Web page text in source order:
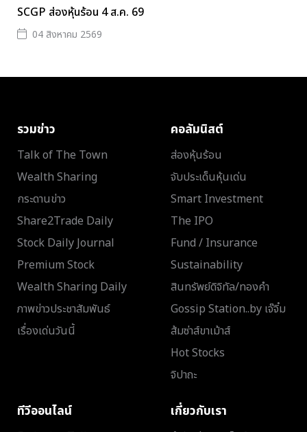
SCGP ส่องหุ้นร้อน 4 ส.ค. 69
04 สิงหาคม 2569
รวมข่าว
Talk of The Town
Wealth Sharing
กระดานข่าว
Share2Trade Daily
Stock Daily Journal
Premium Stock
Wealth Sharing Daily
ภาพข่าวประชาสัมพันธ์
เรื่องเด่นวันนี้
คอลัมนิสต์
ส่องหุ้นร้อน
จับประเด็นหุ้นเด่น
Smart Investment
The IPO
Fund / Insurance
Sustainability
สินทรัพย์ดิจิทัล/ทองคำ
Gossip Station..by เจ๊จิ๋ม
ส้มซ่าส์ขาเม้าส์
Hot Stocks
จิปาถะ
ทีวีออนไลน์ เกี่ยวกับเรา